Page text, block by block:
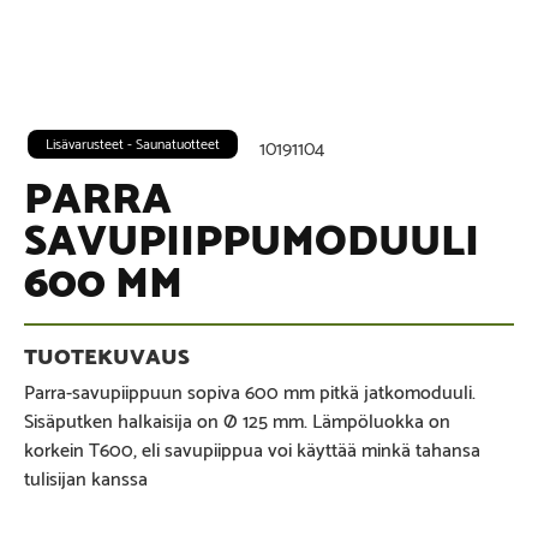
10191104
Lisävarusteet - Saunatuotteet
PARRA
SAVUPIIPPUMODUULI
600 MM
Parra-savupiippuun sopiva 600 mm pitkä jatkomoduuli.
Sisäputken halkaisija on Ø 125 mm. Lämpöluokka on
korkein T600, eli savupiippua voi käyttää minkä tahansa
tulisijan kanssa